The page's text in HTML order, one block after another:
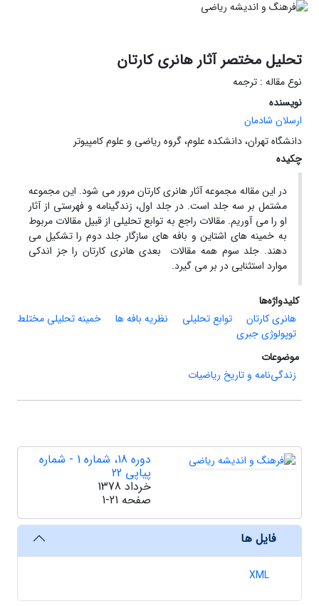
تحلیل مختصر آثار هانری کارتان
نوع مقاله : ترجمه
نویسنده
ارسلان شادمان
دانشگاه تهران، دانشکده علوم، گروه ریاضی و علوم کامپیوتر
چکیده
در این مقاله مجموعه آثار هانری کارتان مرور می شود. این مجموعه
مشتمل بر سه جلد است. در جلد اول، زندگینامه و فهرستی از آثار
او را می آوریم. مقالات راجع به توابع تحلیلی از قبیل مقالات مربوط
به خمینه های اشتاین و بافه های سازگار جلد دوم را تشکیل می
دهند. جلد سوم همه مقالات بعدی هانری کارتان را جز اندکی
موارد استثنایی در بر می گیرد.
کلیدواژه‌ها
هانری کارتان
توابع تحلیلی نظریه بافه ها
خمینه تحلیلی مختلط
توپولوژی جبری
موضوعات
زندگی‌نامه و تاریخ ریاضیات
دوره 18، شماره 1 - شماره
پیاپی 22
خرداد 1378
صفحه 1-21
فایل ها
XML